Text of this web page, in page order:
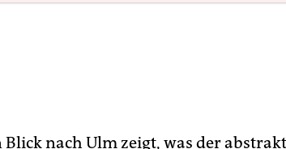
Blick nach Ulm zeigt, was der